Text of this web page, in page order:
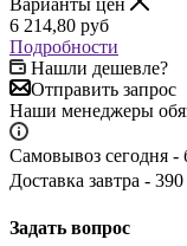
6 214,80 руб
Подробности
Нашли дешевле?
Отправить запрос
Наши менеджеры
Самовывоз сегодня -
Доставка завтра -
Задать вопрос